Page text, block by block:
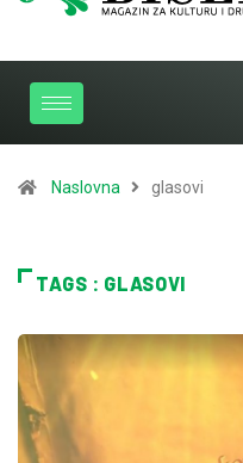
Naslovna glasovi
TAGS : GLASOVI